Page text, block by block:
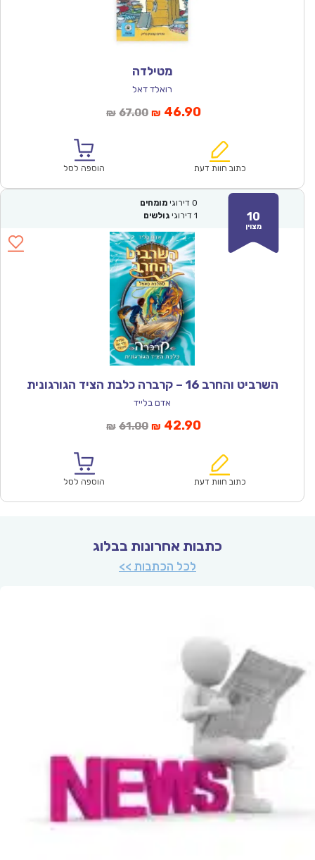
מטילדה
רואלד דאל
₪ 67.00המחיר
₪67.00.
₪ 46.90המחיר
הוא:
כתוב חוות דעת הוספה לסל
10
מצוין
0 דירוגי מומחים
1 דירוגי גולשים
השרביט והחרב 16 – קרברה כלבת הציד הגורגונית
אדם בלייד
₪ 61.00המחיר
₪61.00.
₪ 42.90המחיר
הוא:
כתוב חוות דעת הוספה לסל
כתבות אחרונות בבלוג
לכל הכתבות >>